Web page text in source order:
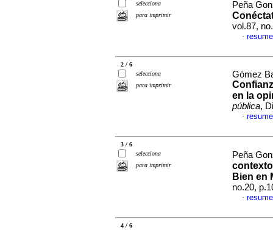
selecciona
para imprimir
Peña
vol.87,
·
2 / 6
selecciona
para imprimir
Gómez
en la
pública,
·
3 / 6
selecciona
para imprimir
Peña
Bien en
no.20,
·
4 / 6